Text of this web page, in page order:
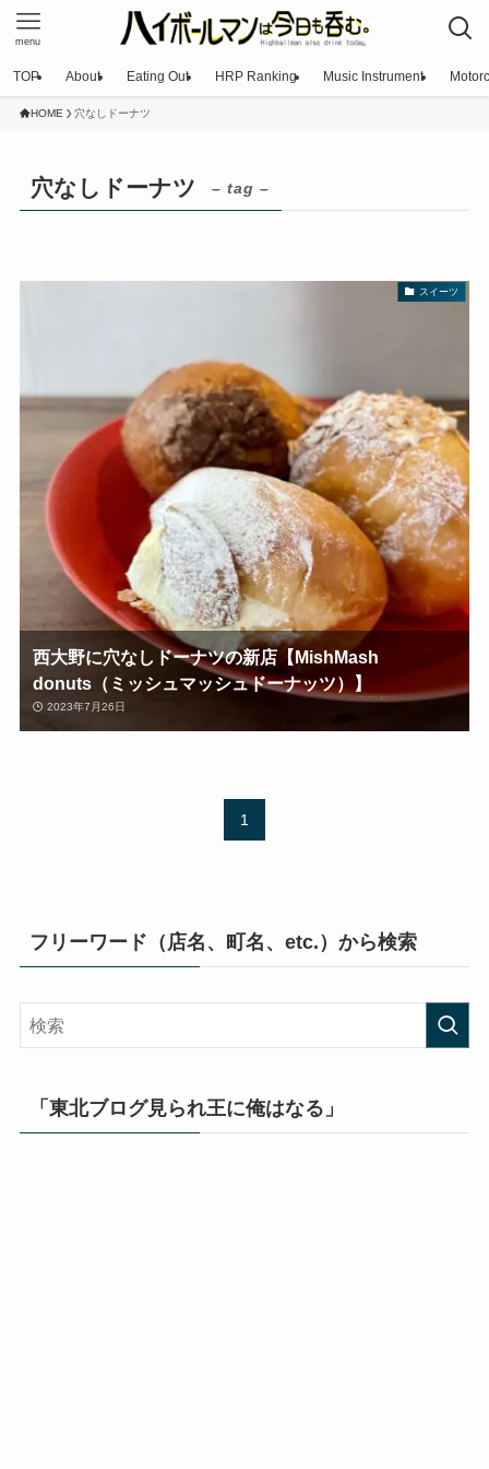
menu
TOP About Eating Out HRP Ranking Music Instrument
HOME 穴なしドーナツ
穴なしドーナツ – tag –
スイーツ
西大野に穴なしドーナツの新店【MishMash
donuts（ミッシュマッシュドーナッツ）】
2023年7月26日
1
フリーワード（店名、町名、etc.）から検索
「東北ブログ見られ王に俺はなる」